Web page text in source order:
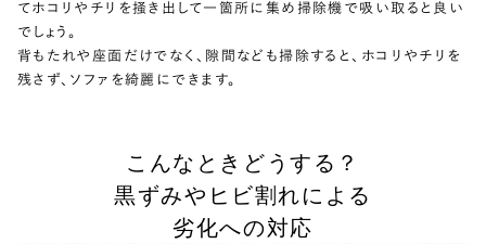
てホコリやチリを掻き出して一箇所に集め掃除機で吸い取ると良い
でしょう。
背もたれや座面だけでなく、隙間なども掃除すると、ホコリやチリを
残さず、ソファを綺麗にできます。
こんなときどうする？
黒ずみやヒビ割れによる
劣化への対応